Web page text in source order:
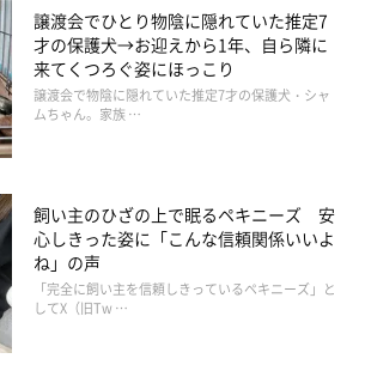
緒のきなこちゃん
譲渡会でひとり物陰に隠れていた推定7
才の保護犬→お迎えから1年、自ら隣に
来てくつろぐ姿にほっこり
譲渡会で物陰に隠れていた推定7才の保護犬・シャ
ムちゃん。家族 …
飼い主のひざの上で眠るペキニーズ 安
心しきった姿に「こんな信頼関係いいよ
ね」の声
「完全に飼い主を信頼しきっているペキニーズ」と
してX（旧Tw …